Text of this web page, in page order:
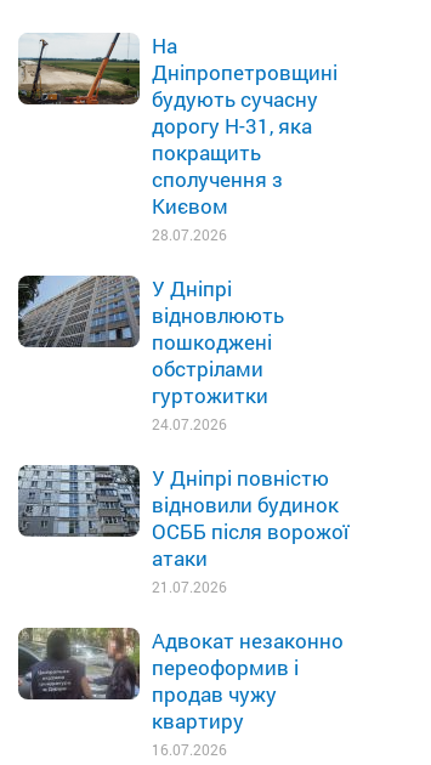
На
Дніпропетровщині
будують сучасну
дорогу Н-31, яка
покращить
сполучення з
Києвом
28.07.2026
У Дніпрі
відновлюють
пошкоджені
обстрілами
гуртожитки
24.07.2026
У Дніпрі повністю
відновили будинок
ОСББ після ворожої
атаки
21.07.2026
Адвокат незаконно
переоформив і
продав чужу
квартиру
16.07.2026